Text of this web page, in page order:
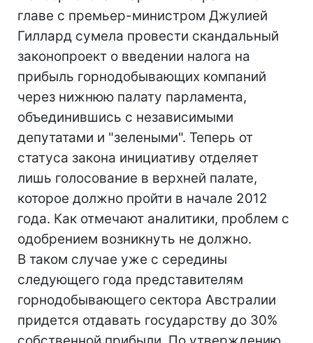
главе с премьер-министром Джулией
Гиллард сумела провести скандальный
законопроект о введении налога на
прибыль горнодобывающих компаний
через нижнюю палату парламента,
объединившись с независимыми
депутатами и "зелеными". Теперь от
статуса закона инициативу отделяет
лишь голосование в верхней палате,
которое должно пройти в начале 2012
года. Как отмечают аналитики, проблем с
одобрением возникнуть не должно.
В таком случае уже с середины
следующего года представителям
горнодобывающего сектора Австралии
придется отдавать государству до 30%